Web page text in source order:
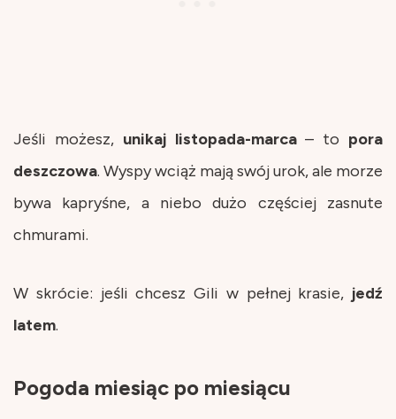
Jeśli możesz, unikaj listopada-marca– to pora
deszczowa. Wyspy wciąż mają swój urok, ale morze
bywa kapryśne, a niebo dużo częściej zasnute
chmurami.
W skrócie: jeśli chcesz Gili w pełnej krasie, jedź
latem.
Pogoda miesiąc po miesiącu